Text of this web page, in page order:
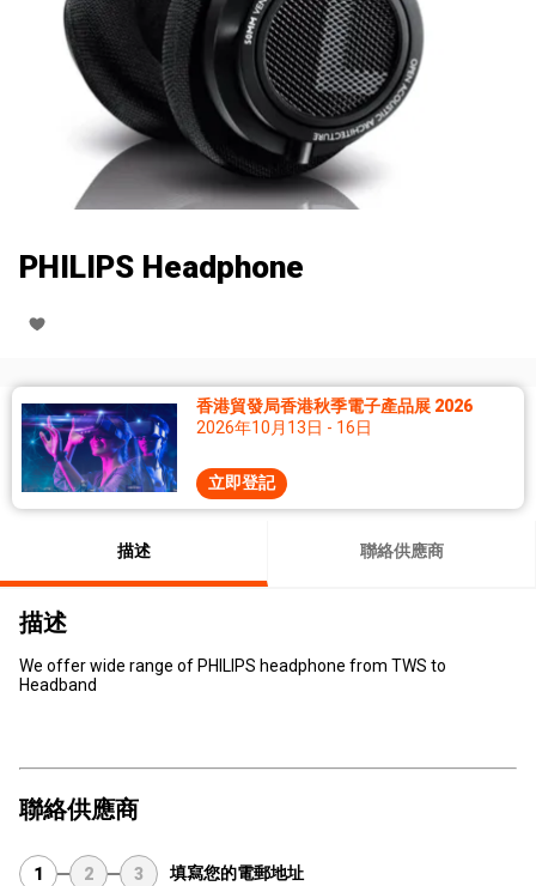
PHILIPS Headphone
香港貿發局香港秋季電子產品展 2026
2026年10月13日 - 16日
立即登記
描述 聯絡供應商
描述
We offer wide range of PHILIPS headphone from TWS to
Headband
聯絡供應商
1 2 3 填寫您的電郵地址